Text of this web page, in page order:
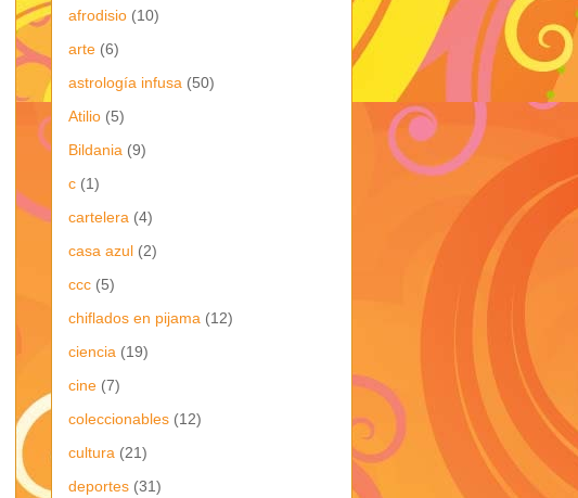
afrodisio (10)
arte (6)
astrología infusa (50)
Atilio (5)
Bildania (9)
c (1)
cartelera (4)
casa azul (2)
ccc (5)
chiflados en pijama (12)
ciencia (19)
cine (7)
coleccionables (12)
cultura (21)
deportes (31)